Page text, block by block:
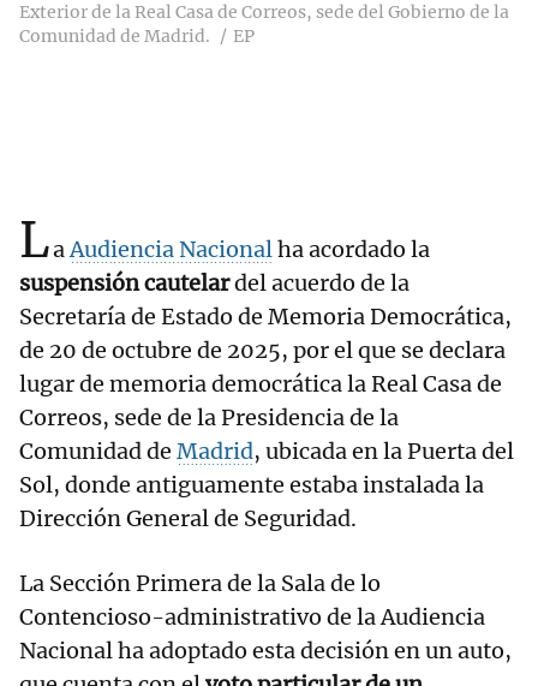
Exterior de la Real Casa de Correos, sede del Gobierno de la
Comunidad de Madrid.
EP
LaAudiencia Nacionalha acordado la
suspensión cautelardel acuerdo de la
Secretaría de Estado de Memoria Democrática,
de 20 de octubre de 2025, por el que se declara
lugar de memoria democrática la Real Casa de
Correos, sede de la Presidencia de la
Comunidad de Madrid, ubicada en la Puerta del
Sol, donde antiguamente estaba instalada la
Dirección General de Seguridad.
La Sección Primera de la Sala de lo
Contencioso-administrativo de la Audiencia
Nacional ha adoptado esta decisión en un auto,